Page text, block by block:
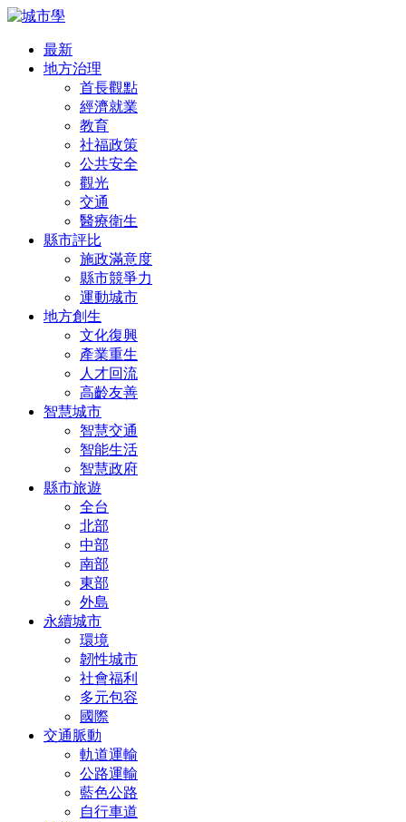
最新
地方治理
首長觀點
經濟就業
教育
社福政策
公共安全
觀光
交通
醫療衛生
縣市評比
施政滿意度
縣市競爭力
運動城市
地方創生
文化復興
產業重生
人才回流
高齡友善
智慧城市
智慧交通
智能生活
智慧政府
縣市旅遊
全台
北部
中部
南部
東部
外島
永續城市
環境
韌性城市
社會福利
多元包容
國際
交通脈動
軌道運輸
公路運輸
藍色公路
自行車道